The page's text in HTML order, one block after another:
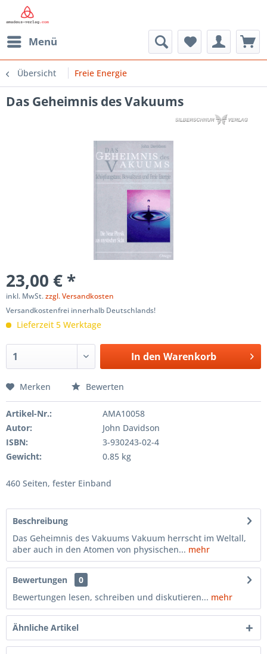
Menü
Übersicht Freie Energie
Das Geheimnis des Vakuums
23,00 € *
inkl. MwSt.zzgl. Versandkosten
Versandkostenfrei innerhalb Deutschlands!
Lieferzeit 5 Werktage
In den Warenkorb
Merken Bewerten
Artikel-Nr.:
AMA10058
Autor:
John Davidson
ISBN:
3-930243-02-4
Gewicht:
0.85 kg
460 Seiten, fester Einband
Beschreibung
Das Geheimnis des Vakuums Vakuum herrscht im Weltall,
aber auch in den Atomen von physischen... mehr
Bewertungen
0
Bewertungen lesen, schreiben und diskutieren... mehr
Ähnliche Artikel